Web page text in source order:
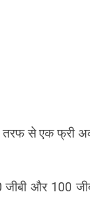
तरफ से एक फ्री
और 100